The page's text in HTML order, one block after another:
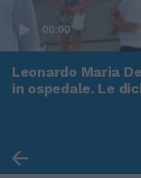
00:00
Leonardo Maria
in ospedale. Le